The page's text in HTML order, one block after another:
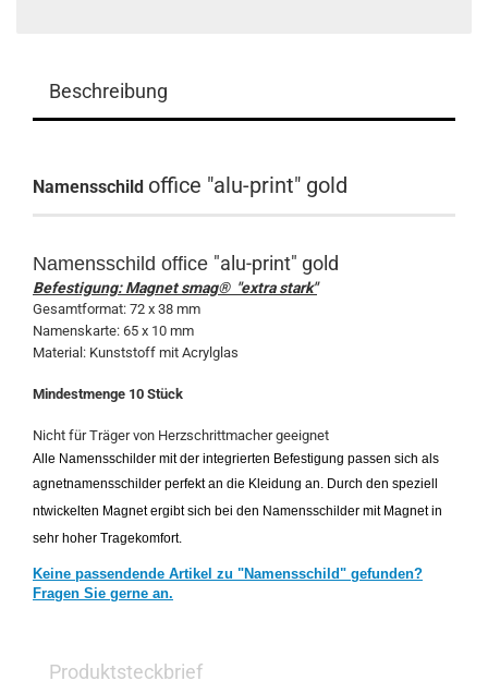
Beschreibung
Namensschild office "alu-print" gold
Namensschild office "alu-print" gold
Befestigung: Magnet smag® "extra stark"
Gesamtformat: 72 x 38 mm
Namenskarte: 65 x 10 mm
Material: Kunststoff mit Acrylglas
Mindestmenge 10 Stück
Nicht für Träger von Herzschrittmacher geeignet
Alle Namensschilder mit der integrierten Befestigung passen sich als
agnetnamensschilder perfekt an die Kleidung an. Durch den speziell
ntwickelten Magnet ergibt sich bei den Namensschilder mit Magnet in
sehr hoher Tragekomfort.
Keine passendende Artikel zu "Namensschild" gefunden?
Fragen Sie gerne an.
Produktsteckbrief